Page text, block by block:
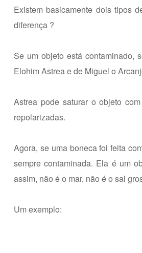
Existem basicamente dois tipos
diferença ?
Se um objeto está contaminado,
Elohim Astrea e de Miguel o
Astrea pode saturar o objeto
repolarizadas.
Agora, se uma boneca foi feita
sempre contaminada. Ela é um
assim, não é o mar, não é o sal
Um exemplo: